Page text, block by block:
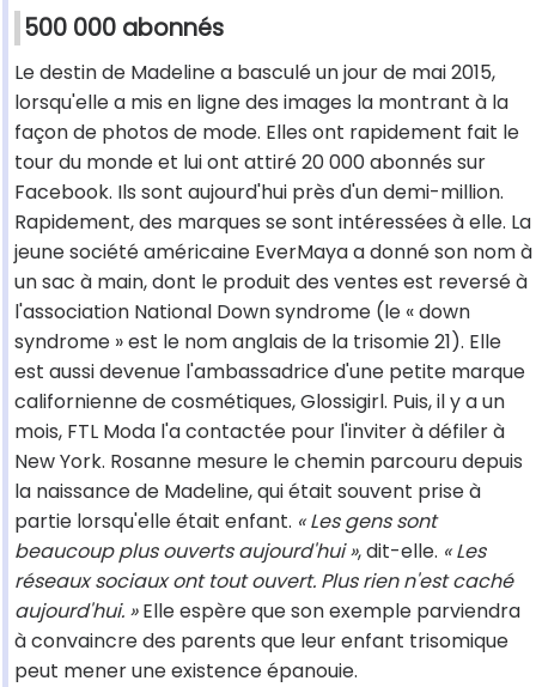
500 000 abonnés
Le destin de Madeline a basculé un jour de mai 2015,
lorsqu'elle a mis en ligne des images la montrant à la
façon de photos de mode. Elles ont rapidement fait le
tour du monde et lui ont attiré 20 000 abonnés sur
Facebook. Ils sont aujourd'hui près d'un demi-million.
Rapidement, des marques se sont intéressées à elle. La
jeune société américaine EverMaya a donné son nom à
un sac à main, dont le produit des ventes est reversé à
l'association National Down syndrome (le « down
syndrome » est le nom anglais de la trisomie 21). Elle
est aussi devenue l'ambassadrice d'une petite marque
californienne de cosmétiques, Glossigirl. Puis, il y a un
mois, FTL Moda l'a contactée pour l'inviter à défiler à
New York. Rosanne mesure le chemin parcouru depuis
la naissance de Madeline, qui était souvent prise à
partie lorsqu'elle était enfant. « Les gens sont
beaucoup plus ouverts aujourd'hui », dit-elle. « Les
réseaux sociaux ont tout ouvert. Plus rien n'est caché
aujourd'hui. »Elle espère que son exemple parviendra
à convaincre des parents que leur enfant trisomique
peut mener une existence épanouie.